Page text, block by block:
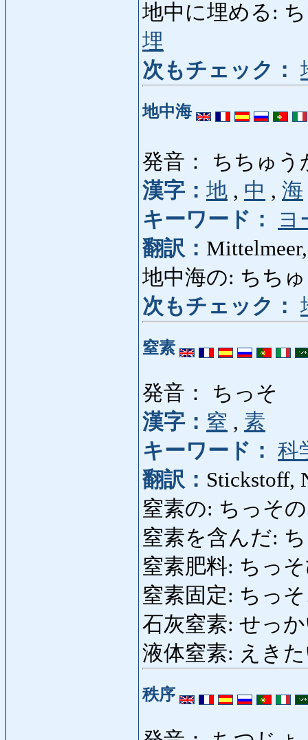
地中に埋める:
埋
次もチェック：
地中海
発音： ちちゅう
漢字： 地 , 中 , 海
キーワード：
ヨ
翻訳：
地中海の: ちち
次もチェック：
窒素
発音： ちっそ
漢字： 窒 , 素
キーワード： 科
翻訳： Stickstoff,
窒素の: ちっそ
窒素を含んだ:
窒素肥料: ちっ
窒素固定: ちっ
石灰窒素: せっ
液体窒素: えき
秩序